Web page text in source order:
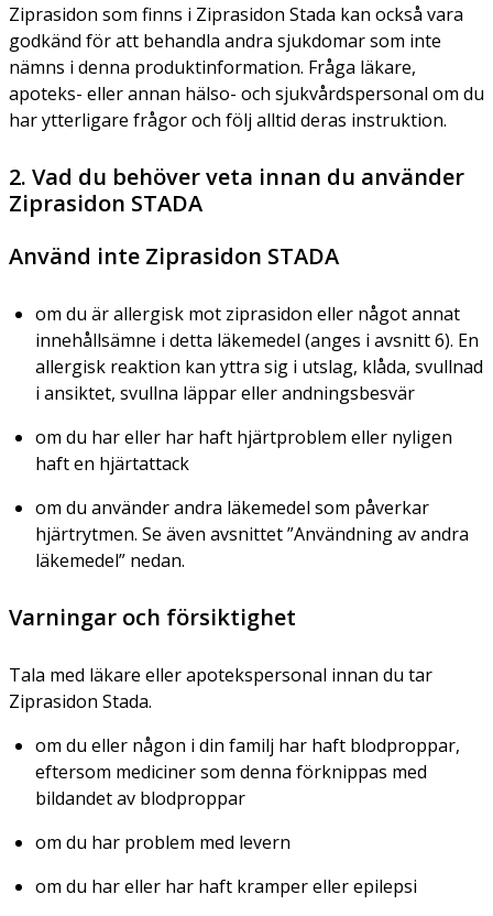
Ziprasidon som finns i Ziprasidon Stada kan också vara
godkänd för att behandla andra sjukdomar som inte
nämns i denna produktinformation. Fråga läkare,
apoteks- eller annan hälso- och sjukvårdspersonal om du
har ytterligare frågor och följ alltid deras instruktion.
2. Vad du behöver veta innan du använder
Ziprasidon STADA
Använd inte Ziprasidon STADA
om du är allergisk mot ziprasidon eller något annat
innehållsämne i detta läkemedel (anges i avsnitt 6). En
allergisk reaktion kan yttra sig i utslag, klåda, svullnad
i ansiktet, svullna läppar eller andningsbesvär
om du har eller har haft hjärtproblem eller nyligen
haft en hjärtattack
om du använder andra läkemedel som påverkar
hjärtrytmen. Se även avsnittet ”Användning av andra
läkemedel” nedan.
Varningar och försiktighet
Tala med läkare eller apotekspersonal innan du tar
Ziprasidon Stada.
om du eller någon i din familj har haft blodproppar,
eftersom mediciner som denna förknippas med
bildandet av blodproppar
om du har problem med levern
om du har eller har haft kramper eller epilepsi